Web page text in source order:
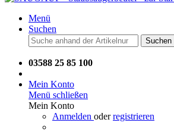
Menü
Suchen
Suchen
03588 25 85 100
Mein Konto
Menü schließen
Mein Konto
Anmelden oderregistrieren